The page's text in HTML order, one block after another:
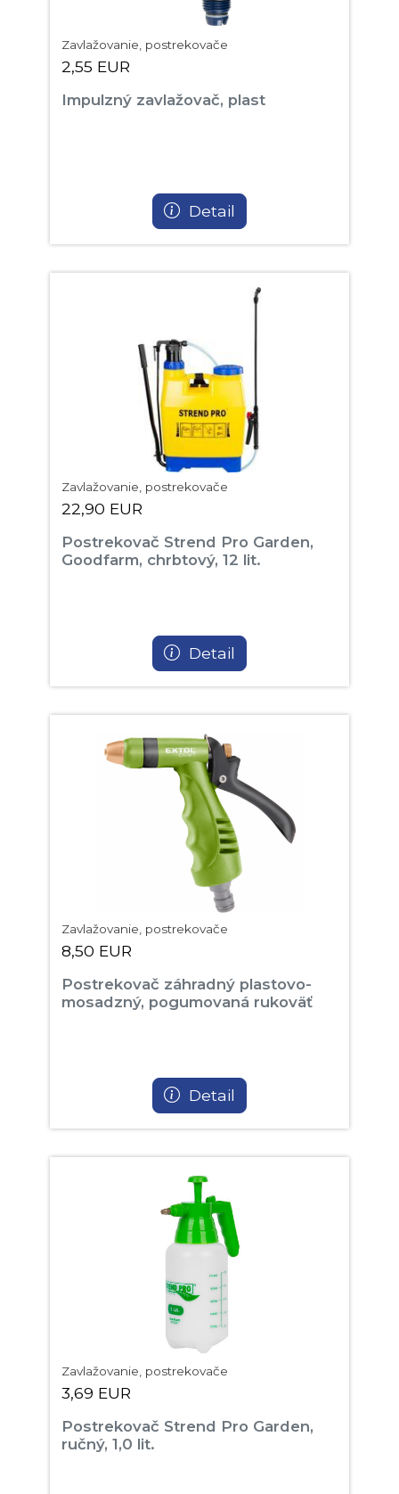
Zavlažovanie, postrekovače
2,55 EUR
Impulzný zavlažovač, plast
Detail
Zavlažovanie, postrekovače
22,90 EUR
Postrekovač Strend Pro Garden,
Goodfarm, chrbtový, 12 lit.
Detail
Zavlažovanie, postrekovače
8,50 EUR
Postrekovač záhradný plastovo-
mosadzný, pogumovaná rukoväť
Detail
Zavlažovanie, postrekovače
3,69 EUR
Postrekovač Strend Pro Garden,
ručný, 1,0 lit.